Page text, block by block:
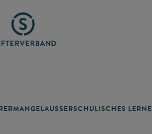
AUSSERSCHULISCHES LERNEN